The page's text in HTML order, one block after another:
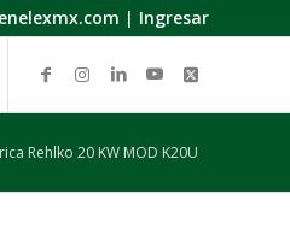
| Ingresar
Rehlko 20 KW MOD K20U